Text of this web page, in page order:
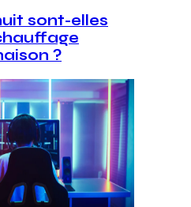
sont-elles
?